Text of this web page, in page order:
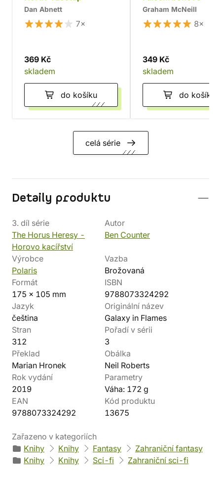
Dan Abnett
7×
369 Kč
skladem
do košíku
Graham McNeill
8×
349 Kč
skladem
do košíku
celá série
Detaily produktu
3. díl série
The Horus Heresy -
Horovo kacířství
Autor
Ben Counter
Výrobce
Polaris
Vazba
Brožovaná
Formát
175 x 105 mm
ISBN
9788073324292
Jazyk
čeština
Originální název
Galaxy in Flames
Stran
312
Pořadí v sérii
3
Překlad
Marian Hronek
Obálka
Neil Roberts
Rok vydání
2019
Parametry
Váha: 172 g
EAN
9788073324292
Kód produktu
13675
Zařazeno v kategoriích
Knihy
Knihy Fantasy
Zahraniční fantasy
Knihy
Knihy Sci-fi Zahraniční sci-fi